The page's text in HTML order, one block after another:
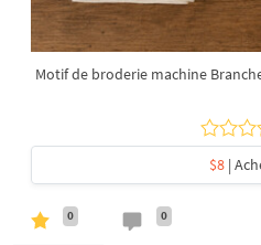
Motif de broderie machine
$8|
0 0